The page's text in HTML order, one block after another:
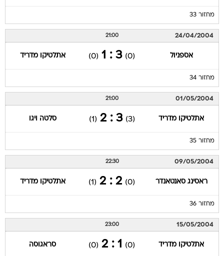
מחזור 33
24/04/2004
21:00
אספניול (0)
3 : 1
(0) אתלטיקו מדריד
מחזור 34
01/05/2004
21:00
אתלטיקו מדריד (3)
3 : 2
(1) סלטה ויגו
מחזור 35
09/05/2004
22:30
ראסינג סאנטאנדר (0)
2 : 2
(1) אתלטיקו מדריד
מחזור 36
15/05/2004
23:00
אתלטיקו מדריד (0)
1 : 2
(0) סראגוסה